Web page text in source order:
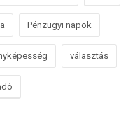
Pénzügyi napok
választás